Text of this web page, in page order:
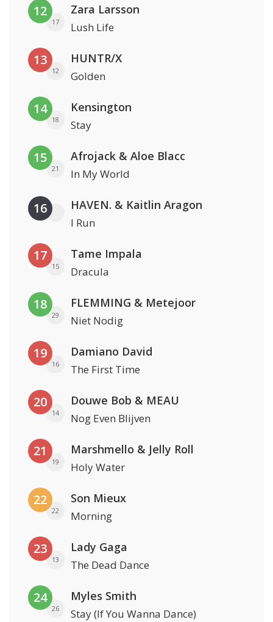
12
17
Zara Larsson
Lush Life
13
12
HUNTR/X
Golden
14
18
Kensington
Stay
15
21
Afrojack & Aloe Blacc
In My World
16 HAVEN. & Kaitlin Aragon
I Run
17
15
Tame Impala
Dracula
18
29
FLEMMING & Metejoor
Niet Nodig
19
16
Damiano David
The First Time
20
14
Douwe Bob & MEAU
Nog Even Blijven
21
19
Marshmello & Jelly Roll
Holy Water
22
22
Son Mieux
Morning
23
13
Lady Gaga
The Dead Dance
24
26
Myles Smith
Stay (If You Wanna Dance)